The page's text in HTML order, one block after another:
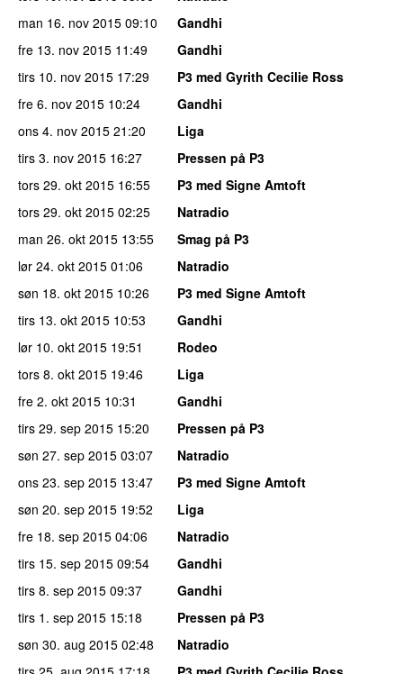
man 16. nov 2015 09:10
Gandhi
fre 13. nov 2015 11:49
Gandhi
tirs 10. nov 2015 17:29
P3 med Gyrith Cecilie Ross
fre 6. nov 2015 10:24
Gandhi
ons 4. nov 2015 21:20
Liga
tirs 3. nov 2015 16:27
Pressen på P3
tors 29. okt 2015 16:55
P3 med Signe Amtoft
tors 29. okt 2015 02:25
Natradio
man 26. okt 2015 13:55
Smag på P3
lør 24. okt 2015 01:06
Natradio
søn 18. okt 2015 10:26
P3 med Signe Amtoft
tirs 13. okt 2015 10:53
Gandhi
lør 10. okt 2015 19:51
Rodeo
tors 8. okt 2015 19:46
Liga
fre 2. okt 2015 10:31
Gandhi
tirs 29. sep 2015 15:20
Pressen på P3
søn 27. sep 2015 03:07
Natradio
ons 23. sep 2015 13:47
P3 med Signe Amtoft
søn 20. sep 2015 19:52
Liga
fre 18. sep 2015 04:06
Natradio
tirs 15. sep 2015 09:54
Gandhi
tirs 8. sep 2015 09:37
Gandhi
tirs 1. sep 2015 15:18
Pressen på P3
søn 30. aug 2015 02:48
Natradio